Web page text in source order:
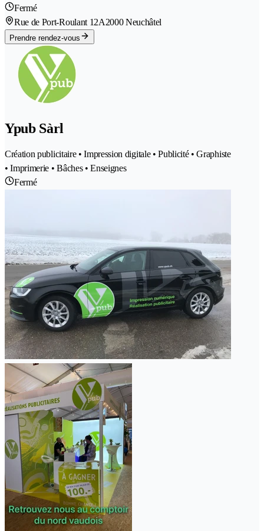
Fermé
Rue de Port-Roulant 12A2000 Neuchâtel
Prendre rendez-vous
Ypub Sàrl
Création publicitaire • Impression digitale • Publicité • Graphiste
• Imprimerie • Bâches • Enseignes
Fermé